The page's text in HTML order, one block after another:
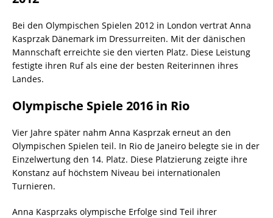
Bei den Olympischen Spielen 2012 in London vertrat Anna
Kasprzak Dänemark im Dressurreiten. Mit der dänischen
Mannschaft erreichte sie den vierten Platz. Diese Leistung
festigte ihren Ruf als eine der besten Reiterinnen ihres
Landes.
Olympische Spiele 2016 in Rio
Vier Jahre später nahm Anna Kasprzak erneut an den
Olympischen Spielen teil. In Rio de Janeiro belegte sie in der
Einzelwertung den 14. Platz. Diese Platzierung zeigte ihre
Konstanz auf höchstem Niveau bei internationalen
Turnieren.
Anna Kasprzaks olympische Erfolge sind Teil ihrer